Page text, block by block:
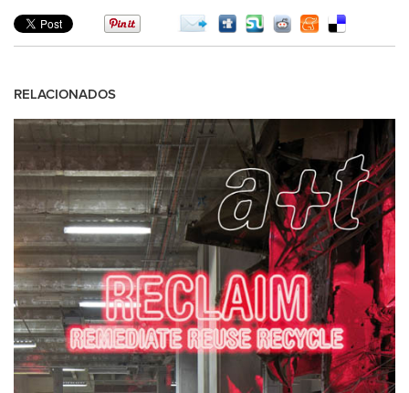
RELACIONADOS